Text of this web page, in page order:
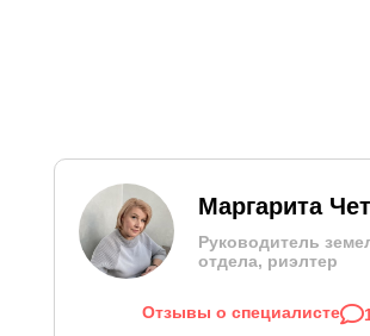
Маргарита
Руководитель
отдела, риэлтер
Отзывы о специалисте